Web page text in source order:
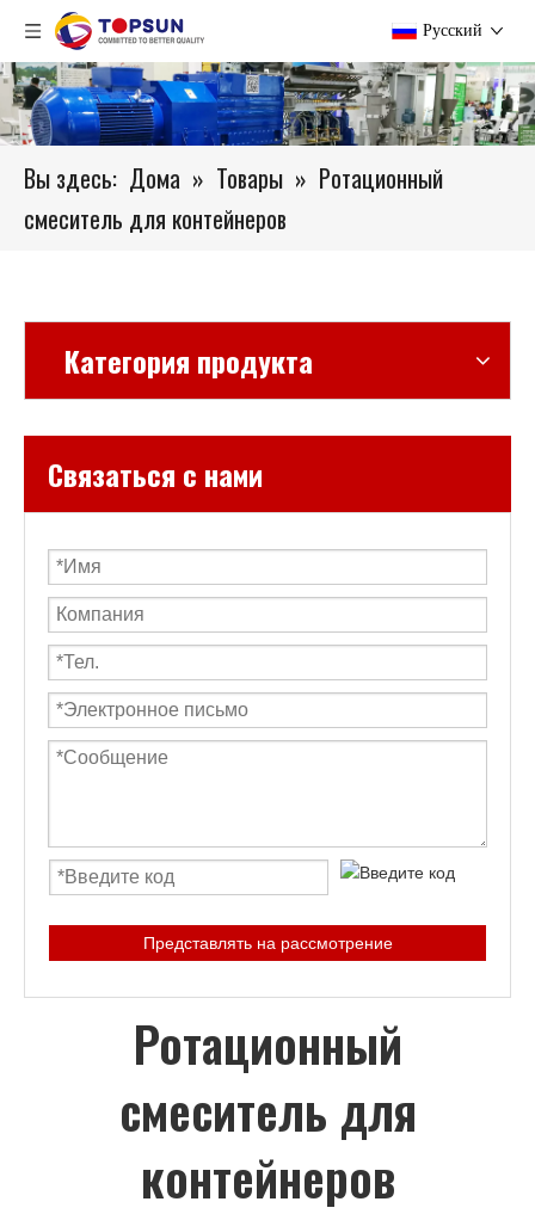
Pусский
Вы здесь: Дома » Товары » Ротационный
смеситель для контейнеров
Категория продукта
Связаться с нами
Представлять на рассмотрение
Ротационный
смеситель для
контейнеров